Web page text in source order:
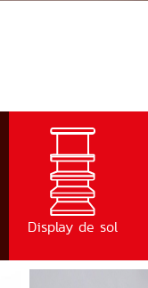
Display de sol